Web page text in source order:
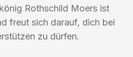
Rothschild Moers ist
freut sich darauf, dich bei
zu dürfen.